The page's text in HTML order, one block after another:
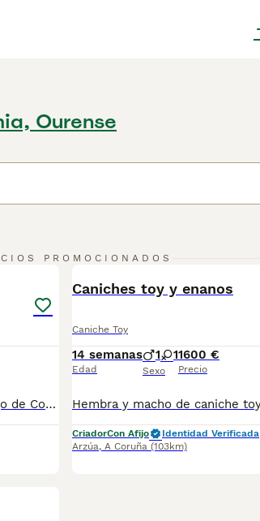
Ourense
PROMOCIONADOS
❤️ Preciosas cachorritas Kleinspitz (Pomerania) en Santiago de Compostela 🐶 Disponibles 2 hembras Kleinspitz (Pomerania) nacidas el 19 de junio. Son unas pequeñas encantadoras: cariñosas, juguetonas y muy sociables, criadas en un ambiente familiar y acostumbradas al contacto diario. ✅ Ya comen solas. ✅ Cartilla veterinaria. ✅ Desparasitadas interna y externamente. ✅ Revisión veterinaria realizada y excelente estado de salud. Buscamos familias responsables que quieran darles un hogar lleno de cariño y cuidados. 📍 Entrega únicamente en mano en Santiago de Compostela o alrededores, ya que priorizamos siempre el bienestar de las cachorras y evitamos los envíos para que el cambio a su nuevo hogar sea lo más tranquilo y seguro posible. 📸 Se pueden enviar más fotos y vídeos a personas realmente interesadas. Si buscas una compañera pequeña, alegre y muy cariñosa, estas preciosas Kleinspitz están deseando encontrar su familia ideal. ❤️ Santiago de Compostela (A Coruña). Solo personas responsables y realmente interesadas.
Caniches toy y enanos
Caniche Toy
14 semanas
Edad
1 1
Sexo
1600 €
Precio
CriadorCon Afijo
Identidad Verificada
Arzúa, A Coruña (103km)